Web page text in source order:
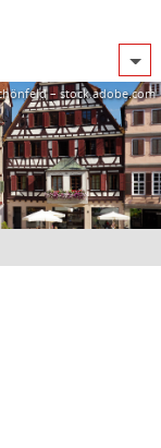
– stock.adobe.com